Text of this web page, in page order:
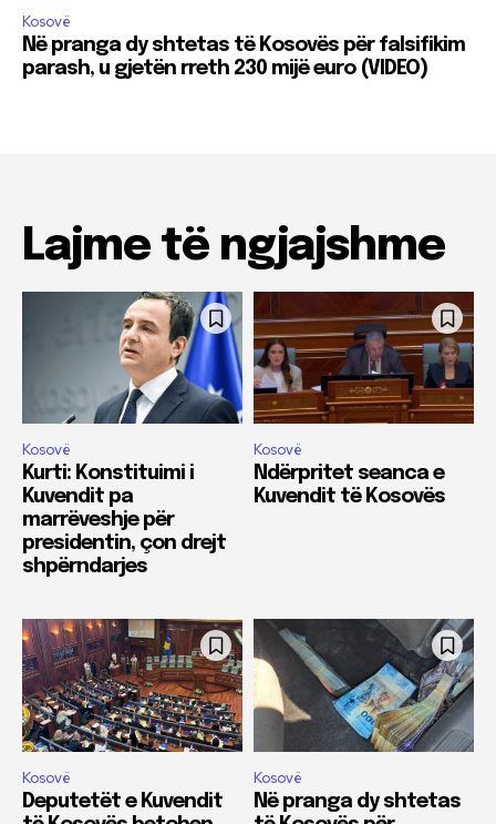
Kosovë
Në pranga dy shtetas të Kosovës për falsifikim
parash, u gjetën rreth 230 mijë euro (VIDEO)
Lajme të ngjajshme
Kosovë
Kurti: Konstituimi i
Kuvendit pa
marrëveshje për
presidentin, çon drejt
shpërndarjes
Kosovë
Ndërpritet seanca e
Kuvendit të Kosovës
Kosovë
Deputetët e Kuvendit
Kosovë
Në pranga dy shtetas